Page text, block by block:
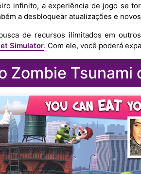
infinito, a experiência de jogo se
a desbloquear atualizações e
de recursos ilimitados em
Simulator. Com ele, você poderá
Zombie